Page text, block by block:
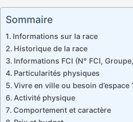
Sommaire
Informations sur la race
Historique de la race
Informations FCI (N° FCI,
Particularités physiques
Vivre en ville ou besoin d’espace
Activité physique
Comportement et caractère